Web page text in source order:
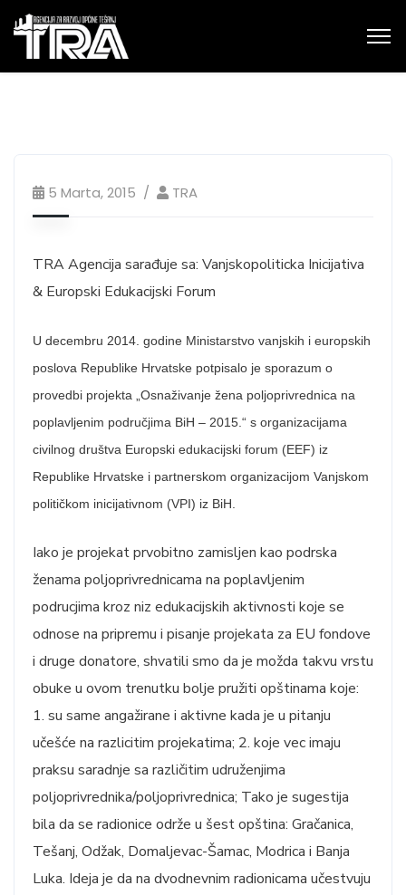
5 Marta, 2015 TRA
TRA Agencija sarađuje sa: Vanjskopoliticka Inicijativa
& Europski Edukacijski Forum
U decembru 2014. godine Ministarstvo vanjskih i europskih
poslova Republike Hrvatske potpisalo je sporazum o
provedbi projekta „Osnaživanje žena poljoprivrednica na
poplavljenim područjima BiH – 2015.“ s organizacijama
civilnog društva Europski edukacijski forum (EEF) iz
Republike Hrvatske i partnerskom organizacijom Vanjskom
političkom inicijativnom (VPI) iz BiH.
Iako je projekat prvobitno zamisljen kao podrska
ženama poljoprivrednicama na poplavljenim
podrucjima kroz niz edukacijskih aktivnosti koje se
odnose na pripremu i pisanje projekata za EU fondove
i druge donatore, shvatili smo da je možda takvu vrstu
obuke u ovom trenutku bolje pružiti opštinama koje:
1. su same angažirane i aktivne kada je u pitanju
učešće na razlicitim projekatima; 2. koje vec imaju
praksu saradnje sa različitim udruženjima
poljoprivrednika/poljoprivrednica; Tako je sugestija
bila da se radionice održe u šest opština: Gračanica,
Tešanj, Odžak, Domaljevac-Šamac, Modrica i Banja
Luka. Ideja je da na dvodnevnim radionicama učestvuju